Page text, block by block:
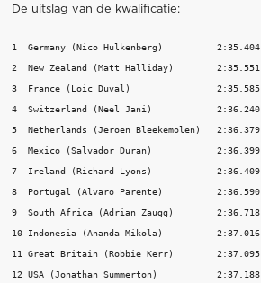
De uitslag van de kwalificatie:
1  Germany (Nico Hulkenberg)          2:35.404
2  New Zealand (Matt Halliday)        2:35.551
3  France (Loic Duval)                2:35.585
4  Switzerland (Neel Jani)            2:36.240
5  Netherlands (Jeroen Bleekemolen)   2:36.379
6  Mexico (Salvador Duran)            2:36.399
7  Ireland (Richard Lyons)            2:36.409
8  Portugal (Alvaro Parente)          2:36.590
9  South Africa (Adrian Zaugg)        2:36.718
10 Indonesia (Ananda Mikola)          2:37.016
11 Great Britain (Robbie Kerr)        2:37.095
12 USA (Jonathan Summerton)           2:37.188